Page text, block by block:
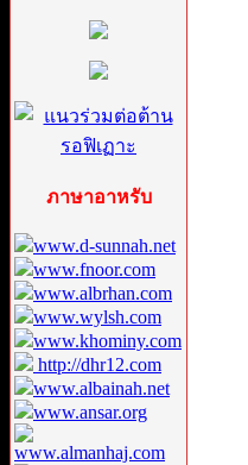
ภาษาอาหรับ
www.d-sunnah.net
www.fnoor.com
www.albrhan.com
www.wylsh.com
www.khominy.com
http://dhr12.com
www.albainah.net
www.ansar.org
www.almanhaj.com